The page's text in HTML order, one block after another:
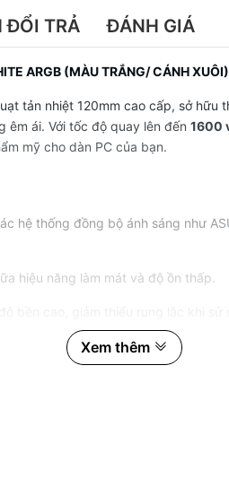
ĐỔI TRẢ ĐÁNH GIÁ
ARGB (MÀU TRẮNG/ CÁNH XUÔI)
tản nhiệt 120mm cao cấp, sở hữu
êm ái. Với tốc độ quay lên đến 1600
mỹ cho dàn PC của bạn.
hệ thống đồng bộ ánh sáng như
hiệu năng làm mát và độ ồn thấp.
gió và tăng hiệu suất tản nhiệt.
Xem thêm